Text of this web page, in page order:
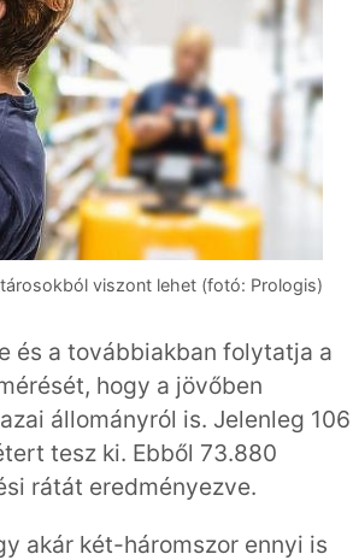
viszont lehet (fotó: Prologis)
és a továbbiakban folytatja a
hogy a jövőben
állományról is. Jelenleg 106
tesz ki. Ebből 73.880
rátát eredményezve.
akár két-háromszor ennyi is